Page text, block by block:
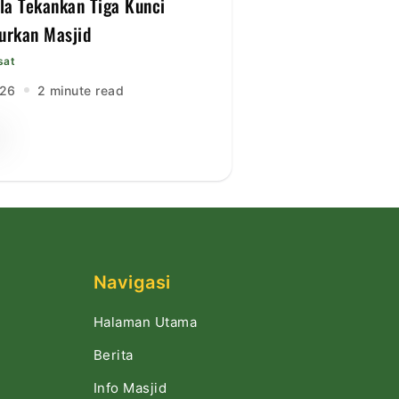
Masjid
2 minute read
Navigasi
Halaman Utama
Berita
Info Masjid